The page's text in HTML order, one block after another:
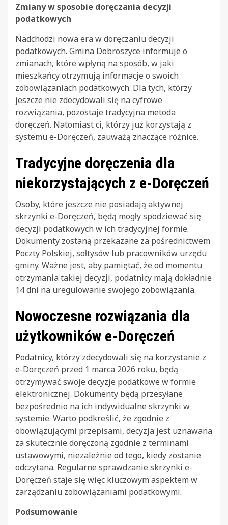
Zmiany w sposobie doręczania decyzji
podatkowych
Nadchodzi nowa era w doręczaniu decyzji
podatkowych. Gmina Dobroszyce informuje o
zmianach, które wpłyną na sposób, w jaki
mieszkańcy otrzymują informacje o swoich
zobowiązaniach podatkowych. Dla tych, którzy
jeszcze nie zdecydowali się na cyfrowe
rozwiązania, pozostaje tradycyjna metoda
doręczeń. Natomiast ci, którzy już korzystają z
systemu e-Doręczeń, zauważą znaczące różnice.
Tradycyjne doręczenia dla
niekorzystających z e-Doręczeń
Osoby, które jeszcze nie posiadają aktywnej
skrzynki e-Doręczeń, będą mogły spodziewać się
decyzji podatkowych w ich tradycyjnej formie.
Dokumenty zostaną przekazane za pośrednictwem
Poczty Polskiej, sołtysów lub pracowników urzędu
gminy. Ważne jest, aby pamiętać, że od momentu
otrzymania takiej decyzji, podatnicy mają dokładnie
14 dni na uregulowanie swojego zobowiązania.
Nowoczesne rozwiązania dla
użytkowników e-Doręczeń
Podatnicy, którzy zdecydowali się na korzystanie z
e-Doręczeń przed 1 marca 2026 roku, będą
otrzymywać swoje decyzje podatkowe w formie
elektronicznej. Dokumenty będą przesyłane
bezpośrednio na ich indywidualne skrzynki w
systemie. Warto podkreślić, że zgodnie z
obowiązującymi przepisami, decyzja jest uznawana
za skutecznie doręczoną zgodnie z terminami
ustawowymi, niezależnie od tego, kiedy zostanie
odczytana. Regularne sprawdzanie skrzynki e-
Doręczeń staje się więc kluczowym aspektem w
zarządzaniu zobowiązaniami podatkowymi.
Podsumowanie